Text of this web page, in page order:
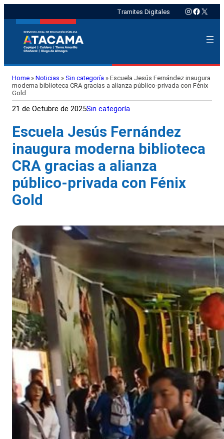
Tramites Digitales Instagram
X
Home » Noticias » Sin categoría » Escuela Jesús Fernández inaugura
moderna biblioteca CRA gracias a alianza público-privada con Fénix
Gold
21 de Octubre de 2025Sin categoría
Escuela Jesús Fernández
inaugura moderna biblioteca
CRA gracias a alianza
público-privada con Fénix
Gold